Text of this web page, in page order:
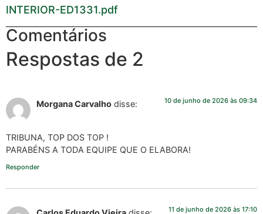
INTERIOR-ED1331.pdf
Comentários
Respostas de 2
Morgana Carvalho disse: 10 de junho de 2026 às 09:34
TRIBUNA, TOP DOS TOP !
PARABÉNS A TODA EQUIPE QUE O ELABORA!
Responder
11 de junho de 2026 às 17:10